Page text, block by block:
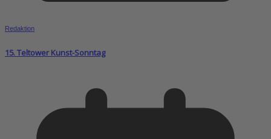
Redaktion
15. Teltower Kunst-Sonntag